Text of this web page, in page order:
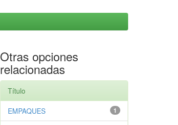
Otras opciones
relacionadas
Título
1
EMPAQUES